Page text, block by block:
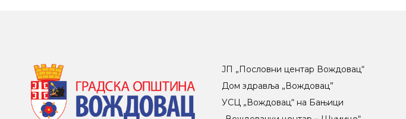
ЈП „Пословни центар Вождовац“
Дом здравља „Вождовац”
УСЦ „Вождовац“ на Бањици